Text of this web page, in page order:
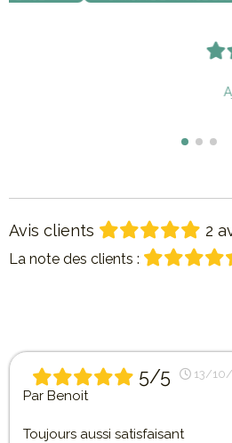
Ajouter au
Avis clients 2
La note des clients :
5/5 13/
Par Benoit
Toujours aussi satisfaisant